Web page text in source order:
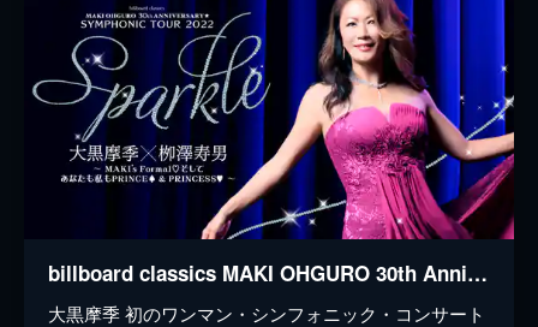
billboard classics MAKI OHGURO 30th Anniversary☆ Symphonic Tour 2022 〜SPARKLE〜 大黒摩季 × 栁澤寿男 MAKI’s Formal♡そして あなたも私もPRINCE & PRINCESS
大黒摩季 初のワンマン・シンフォニック・コンサート